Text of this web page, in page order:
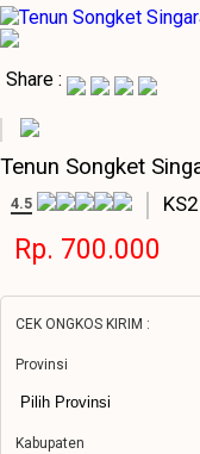
Share :
Tenun Songket
4.5
Rp. 700.000
CEK ONGKOS KIRIM :
Provinsi
Kabupaten